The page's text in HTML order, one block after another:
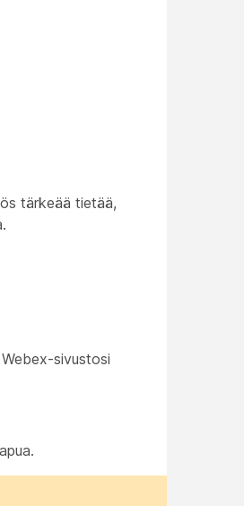
tärkeää tietää,
sivustosi